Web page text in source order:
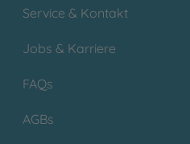
Service & Kontakt
Jobs & Karriere
FAQs
AGBs